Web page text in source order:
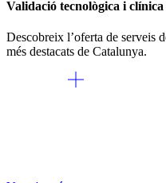
Validació tecnològica i clínica
Descobreix l’oferta de serveis
més destacats de Catalunya.